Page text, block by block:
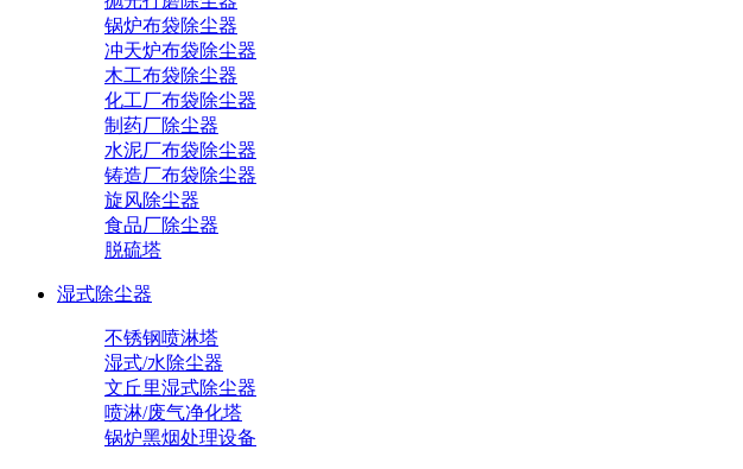
锅炉布袋除尘器
冲天炉布袋除尘器
木工布袋除尘器
化工厂布袋除尘器
制药厂除尘器
水泥厂布袋除尘器
铸造厂布袋除尘器
旋风除尘器
食品厂除尘器
脱硫塔
湿式除尘器
不锈钢喷淋塔
湿式/水除尘器
文丘里湿式除尘器
喷淋/废气净化塔
锅炉黑烟处理设备